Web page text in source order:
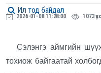
2026-01-08 11:28:00 1073
Сэлэнгэ аймгийн
тохиож байгаатай
Ил тод байдал